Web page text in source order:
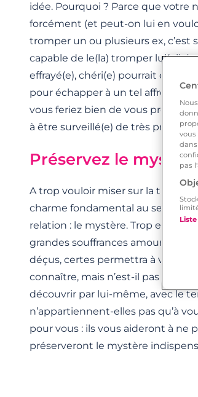
idée. Pourquoi ? Parce que votre
forcément (et peut-on lui en
tromper un ou plusieurs ex, c’est
capable de le(la) tromper lui(elle)
effrayé(e), chéri(e) pourrait
pour échapper à un tel affront. Et
vous feriez bien de vous préparer
à être surveillé(e) de très près…
Préservez le
A trop vouloir miser sur la
charme fondamental au sein du
relation : le mystère. Trop en dire
grandes souffrances amoureuses,
déçus, certes permettra à votre
connaître, mais n’est-il pas des
découvrir par lui-même, avec le
n’appartiennent-elles pas qu’à
pour vous : ils vous aideront à ne
préserveront le mystère
pas